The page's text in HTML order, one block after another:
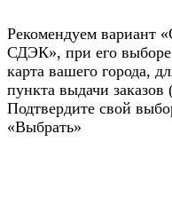
Рекомендуем
СДЭК», при его выборе
карта вашего города,
пункта выдачи
Подтвердите свой
«Выбрать»